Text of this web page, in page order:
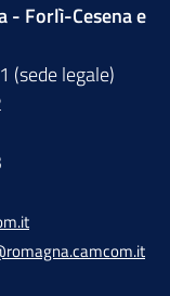
- Forlì-Cesena e
(sede legale)